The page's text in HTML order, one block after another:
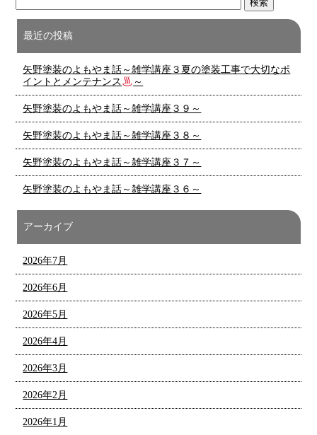
最近の投稿
矢野塗装のよもやま話～雑学講座３夏の塗装工事で大切なポ
イントとメンテナンス
～
矢野塗装のよもやま話～雑学講座３９～
矢野塗装のよもやま話～雑学講座３８～
矢野塗装のよもやま話～雑学講座３７～
矢野塗装のよもやま話～雑学講座３６～
アーカイブ
2026年7月
2026年6月
2026年5月
2026年4月
2026年3月
2026年2月
2026年1月